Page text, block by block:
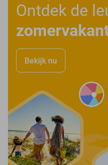
Ontdek de
Bekijk nu